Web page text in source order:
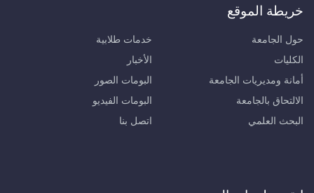
خريطة الموقع
حول الجامعة
الكليات
أمانة ومديريات الجامعة
الالتحاق بالجامعة
البحث العلمي
خدمات طلابية
الأخبار
البومات الصور
البومات الفيديو
اتصل بنا